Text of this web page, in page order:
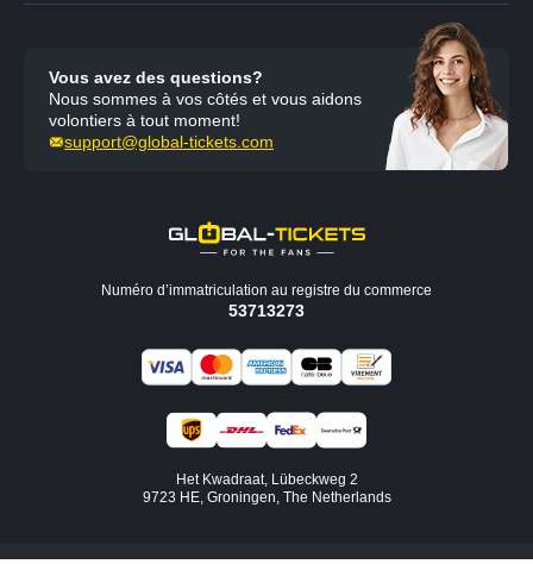
Vous avez des questions?
Nous sommes à vos côtés et vous aidons
volontiers à tout moment!
support@global-tickets.com
Numéro d’immatriculation au registre du commerce
53713273
Het Kwadraat, Lübeckweg 2
9723 HE, Groningen, The Netherlands